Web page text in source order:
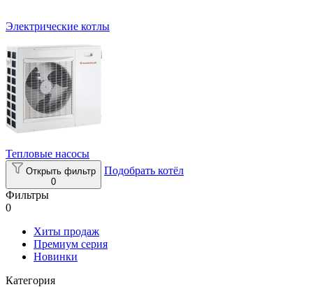
Электрические котлы
Тепловые насосы
Открыть фильтр
0
Подобрать котёл
Фильтры
0
Хиты продаж
Премиум серия
Новинки
Категория